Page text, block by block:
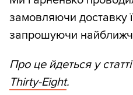
замовляючи доставку
запрошуючи
Про це йдеться у
Thirty-Eight.